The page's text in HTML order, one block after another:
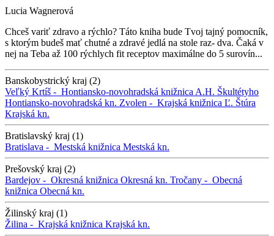
Lucia Wagnerová
Chceš variť zdravo a rýchlo? Táto kniha bude Tvoj tajný pomocník,
s ktorým budeš mať chutné a zdravé jedlá na stole raz- dva. Čaká v
nej na Teba až 100 rýchlych fit receptov maximálne do 5 surovín...
Banskobystrický kraj (2)
Veľký Krtíš - Hontiansko-novohradská knižnica A.H. Škultétyho
Hontiansko-novohradská kn. Zvolen - Krajská knižnica Ľ. Štúra
Krajská kn.
Bratislavský kraj (1)
Bratislava - Mestská knižnica Mestská kn.
Prešovský kraj (2)
Bardejov - Okresná knižnica Okresná kn. Tročany - Obecná
knižnica Obecná kn.
Žilinský kraj (1)
Žilina - Krajská knižnica Krajská kn.